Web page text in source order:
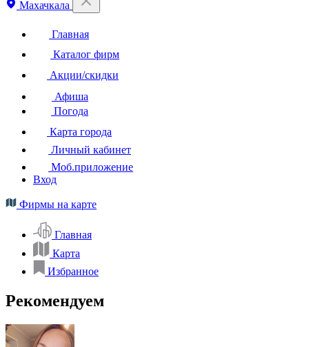
Махачкала
Главная
Каталог фирм
Акции/скидки
Афиша
Погода
Карта города
Личный кабинет
Моб.приложение
Вход
Фирмы на карте
Главная
Карта
Избранное
Рекомендуем